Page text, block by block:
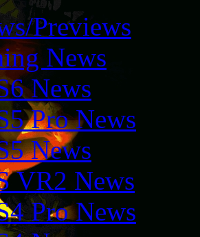
Previews
News
News
Pro News
News
VR2 News
Pro News